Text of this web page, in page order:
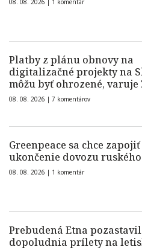
08. 08. 2026 | 1 komentár
Platby z plánu obnovy na
digitalizačné projekty na
môžu byť ohrozené, varuje
08. 08. 2026 | 7 komentárov
Greenpeace sa chce
ukončenie dovozu
08. 08. 2026 | 1 komentár
Prebudená Etna
dopoludnia prílety na